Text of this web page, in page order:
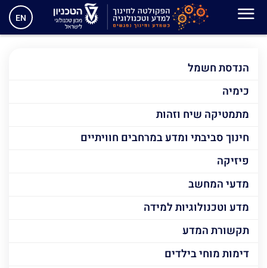
EN עיצוב וניתוח למידה
הנדסת חשמל
כימיה
מתמטיקה שיח וזהות
חינוך סביבתי ומדע במרחבים חוויתיים
פיזיקה
מדעי המחשב
מדע וטכנולוגיות למידה
תקשורת המדע
דימות מוחי בילדים